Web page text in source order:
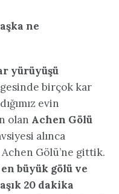
ne
yürüyüşü
birçok kar
evin
olan Achen Gölü
alınca
Gölü’ne gittik.
büyük gölü ve
20 dakika